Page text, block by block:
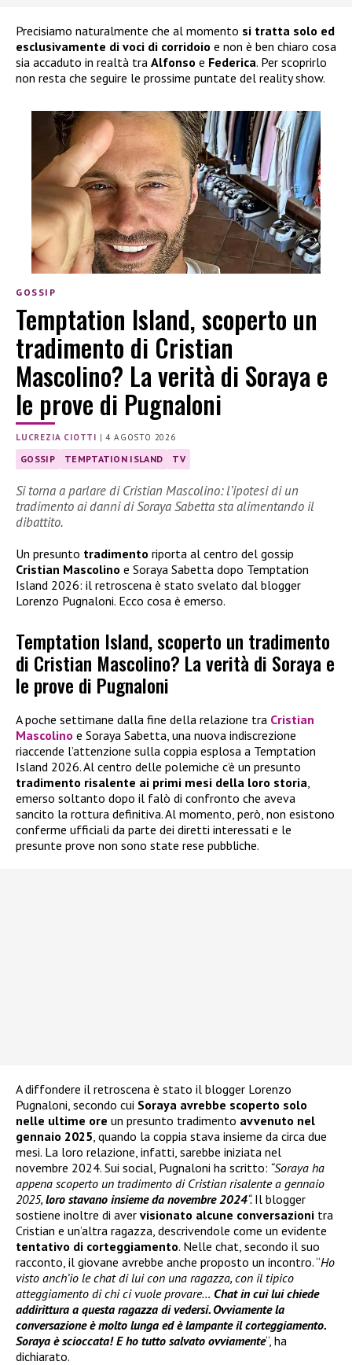
Precisiamo naturalmente che al momento si tratta solo ed
esclusivamente di voci di corridoio e non è ben chiaro cosa
sia accaduto in realtà tra Alfonso e Federica. Per scoprirlo
non resta che seguire le prossime puntate del reality show.
GOSSIP
Temptation Island, scoperto un
tradimento di Cristian
Mascolino? La verità di Soraya e
le prove di Pugnaloni
LUCREZIA CIOTTI |4 AGOSTO 2026
GOSSIP TEMPTATION ISLAND TV
Si torna a parlare di Cristian Mascolino: l’ipotesi di un
tradimento ai danni di Soraya Sabetta sta alimentando il
dibattito.
Un presunto tradimento riporta al centro del gossip
Cristian Mascolino e Soraya Sabetta dopo Temptation
Island 2026: il retroscena è stato svelato dal blogger
Lorenzo Pugnaloni. Ecco cosa è emerso.
Temptation Island, scoperto un tradimento
di Cristian Mascolino? La verità di Soraya e
le prove di Pugnaloni
A poche settimane dalla fine della relazione tra Cristian
Mascolino e Soraya Sabetta, una nuova indiscrezione
riaccende l’attenzione sulla coppia esplosa a Temptation
Island 2026. Al centro delle polemiche c’è un presunto
tradimento risalente ai primi mesi della loro storia
emerso soltanto dopo il falò di confronto che aveva
sancito la rottura definitiva. Al momento, però, non esistono
conferme ufficiali da parte dei diretti interessati e le
presunte prove non sono state rese pubbliche.
A diffondere il retroscena è stato il blogger Lorenzo
Pugnaloni, secondo cui Soraya avrebbe scoperto solo
nelle ultime ore un presunto tradimento avvenuto nel
gennaio 2025 , quando la coppia stava insieme da circa due
mesi. La loro relazione, infatti, sarebbe iniziata nel
novembre 2024. Sui social, Pugnaloni ha scritto: “Soraya ha
appena scoperto un tradimento di Cristian risalente a gennaio
2025, loro stavano insieme da novembre 2024“. Il blogger
sostiene inoltre di aver visionato alcune conversazioni tra
Cristian e un’altra ragazza, descrivendole come un evidente
tentativo di corteggiamento. Nelle chat, secondo il suo
racconto, il giovane avrebbe anche proposto un incontro. “Ho
visto anch’io le chat di lui con una ragazza, con il tipico
atteggiamento di chi ci vuole provare… Chat in cui lui chiede
addirittura a questa ragazza di vedersi. Ovviamente la
conversazione è molto lunga ed è lampante il corteggiamento.
Soraya è scioccata! E ho tutto salvato ovviamente“, ha
dichiarato.